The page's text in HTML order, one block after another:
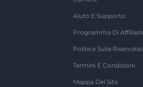
Aiuto E Supporto
Programma Di
Politica Sulla
Termini E Condizioni
Mappa Del Sito